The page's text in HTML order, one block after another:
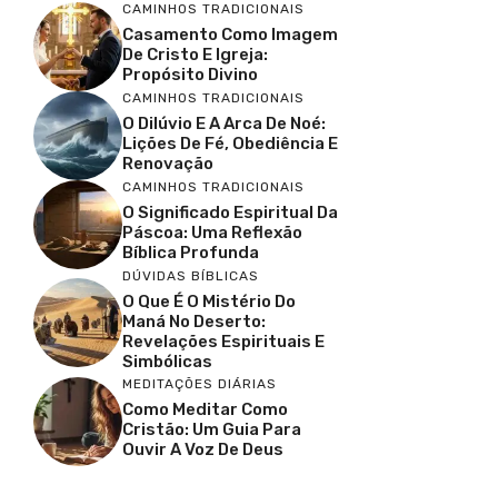
CAMINHOS TRADICIONAIS
Casamento Como Imagem
De Cristo E Igreja:
Propósito Divino
CAMINHOS TRADICIONAIS
O Dilúvio E A Arca De Noé:
Lições De Fé, Obediência E
Renovação
CAMINHOS TRADICIONAIS
O Significado Espiritual Da
Páscoa: Uma Reflexão
Bíblica Profunda
DÚVIDAS BÍBLICAS
O Que É O Mistério Do
Maná No Deserto:
Revelações Espirituais E
Simbólicas
MEDITAÇÕES DIÁRIAS
Como Meditar Como
Cristão: Um Guia Para
Ouvir A Voz De Deus